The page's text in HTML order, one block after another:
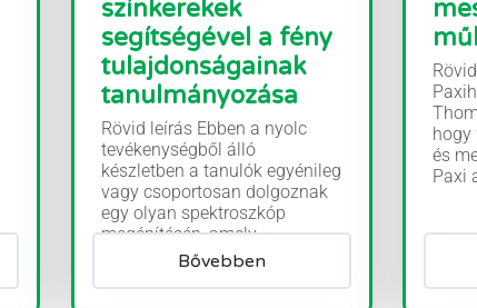
színkerekek
segítségével a fény
tulajdonságainak
tanulmányozása
Rövid leírás Ebben a nyolc
tevékenységből álló
készletben a tanulók egyénileg
vagy csoportosan dolgoznak
egy olyan spektroszkóp
megépítésén, amely...
Bővebben
hogy
és
Paxi